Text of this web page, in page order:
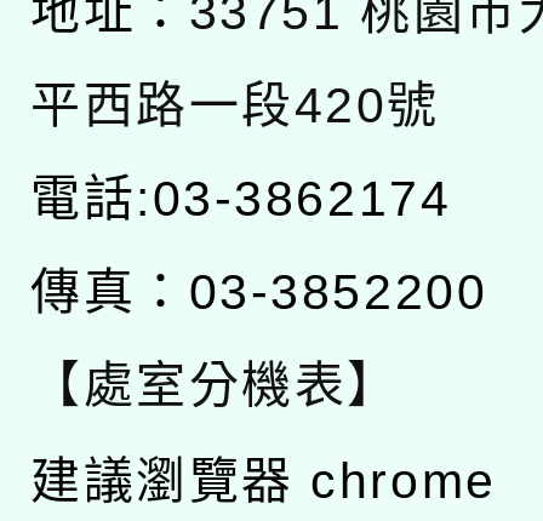
地址： 33751 桃園市
平西路一段420號
電話:03-3862174
傳真：03-3852200
【處室分機表】
建議瀏覽器 chrome